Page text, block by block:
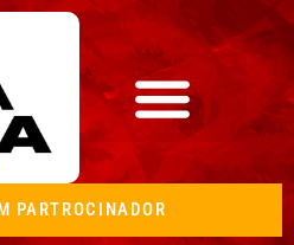
PARTROCINADOR